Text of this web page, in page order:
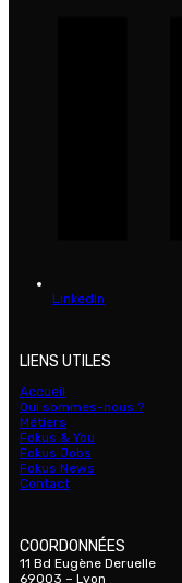
LinkedIn
LIENS UTILES
Accueil
Qui sommes-nous ?
Métiers
Fokus & You
Fokus Jobs
Fokus News
Contact
COORDONNÉES
11 Bd Eugène Deruelle
69003 – Lyon